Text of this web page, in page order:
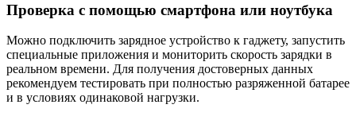
Проверка с помощью смартфона или ноутбука
Можно подключить зарядное устройство к гаджету, запустить
специальные приложения и мониторить скорость зарядки в
реальном времени. Для получения достоверных данных
рекомендуем тестировать при полностью разряженной батарее
и в условиях одинаковой нагрузки.